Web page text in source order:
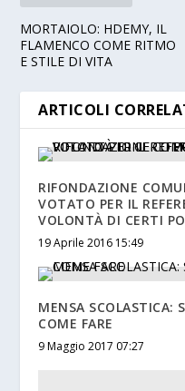
MORTAIOLO: HDEMY, IL
FLAMENCO COME RITMO
E STILE DI VITA
ARTICOLI
RIFONDAZIONE
VOTATO PER IL
VOLONTÀ DI CERTI
19 Aprile 2016 15:49
MENSA SCOLASTICA:
COME FARE
9 Maggio 2017 07:27